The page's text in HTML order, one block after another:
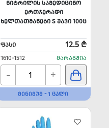
ᲜᲘᲢᲠᲘᲚᲘᲡ ᲡᲐᲛᲔᲓᲘᲪᲘᲜᲝ
ᲔᲠᲗᲯᲔᲠᲐᲓᲘ
ᲮᲔᲚᲗᲐᲗᲛᲐᲜᲔᲑᲘ S ᲨᲐᲕᲘ 100Ც
ᲤᲐᲡᲘ 12.5 ₾
1610-1512 ᲛᲐᲠᲐᲒᲨᲘᲐ
- +
ᲛᲘᲜᲘᲛᲣᲛ - 1 ᲪᲐᲚᲘ